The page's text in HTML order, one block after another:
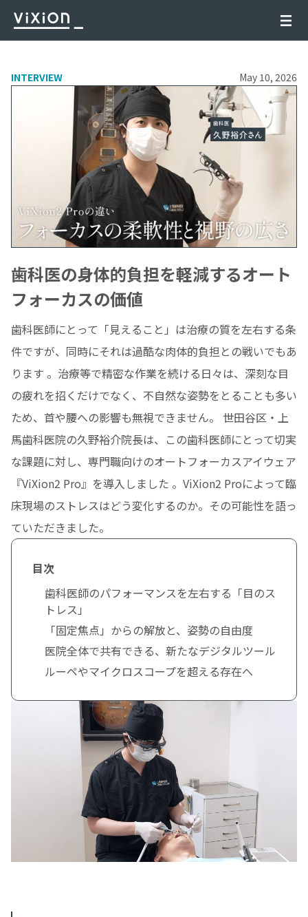
INTERVIEW May 10, 2026
歯科医の身体的負担を軽減するオート
フォーカスの価値
歯科医師にとって「見えること」は治療の質を左右する条
件ですが、同時にそれは過酷な肉体的負担との戦いでもあ
ります 。治療等で精密な作業を続ける日々は、深刻な目
の疲れを招くだけでなく、不自然な姿勢をとることも多い
ため、首や腰への影響も無視できません。 世田谷区・上
馬歯科医院の久野裕介院長は、この歯科医師にとって切実
な課題に対し、専門職向けのオートフォーカスアイウェア
『ViXion2 Pro』を導入しました 。ViXion2 Proによって臨
床現場のストレスはどう変化するのか。その可能性を語っ
ていただきました。
目次
歯科医師のパフォーマンスを左右する「目のス
トレス」
「固定焦点」からの解放と、姿勢の自由度
医院全体で共有できる、新たなデジタルツール
ルーペやマイクロスコープを超える存在へ